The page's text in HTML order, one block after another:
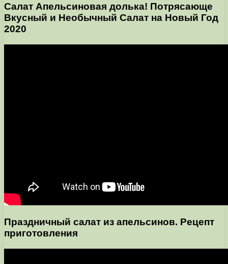
Салат Апельсиновая долька! Потрясающе
Вкусный и Необычный Салат на Новый Год
2020
Праздничный салат из апельсинов. Рецепт
приготовления